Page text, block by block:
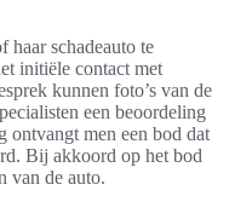
haar schadeauto te
initiële contact met
kunnen foto’s van de
een beoordeling
ontvangt men een bod dat
Bij akkoord op het bod
van de auto.